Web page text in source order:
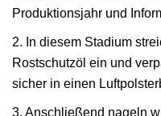
Produktionsjahr und
2. In diesem Stadium
Rostschutzöl ein und
sicher in einen
3. Anschließend nageln